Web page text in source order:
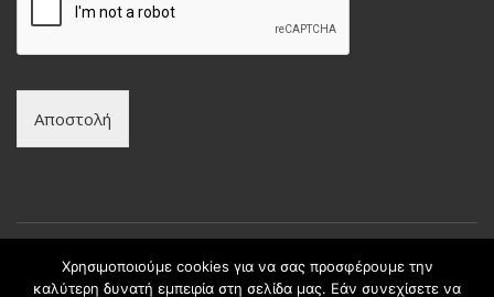
Αποστολή
Χρησιμοποιούμε cookies για να σας προσφέρουμε την
καλύτερη δυνατή εμπειρία στη σελίδα μας. Εάν συνεχίσετε να